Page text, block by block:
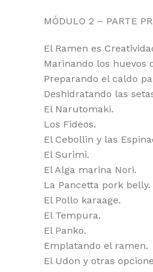
MÓDULO 2 – PARTE
El Ramen es
Marinando los huevos
Preparando el caldo
Deshidratando las
El Narutomaki.
Los Fideos.
El Cebollin y las
El Surimi.
El Alga marina Nori.
La Pancetta pork belly.
El Pollo karaage.
El Tempura.
El Panko.
Emplatando el ramen.
El Udon y otras